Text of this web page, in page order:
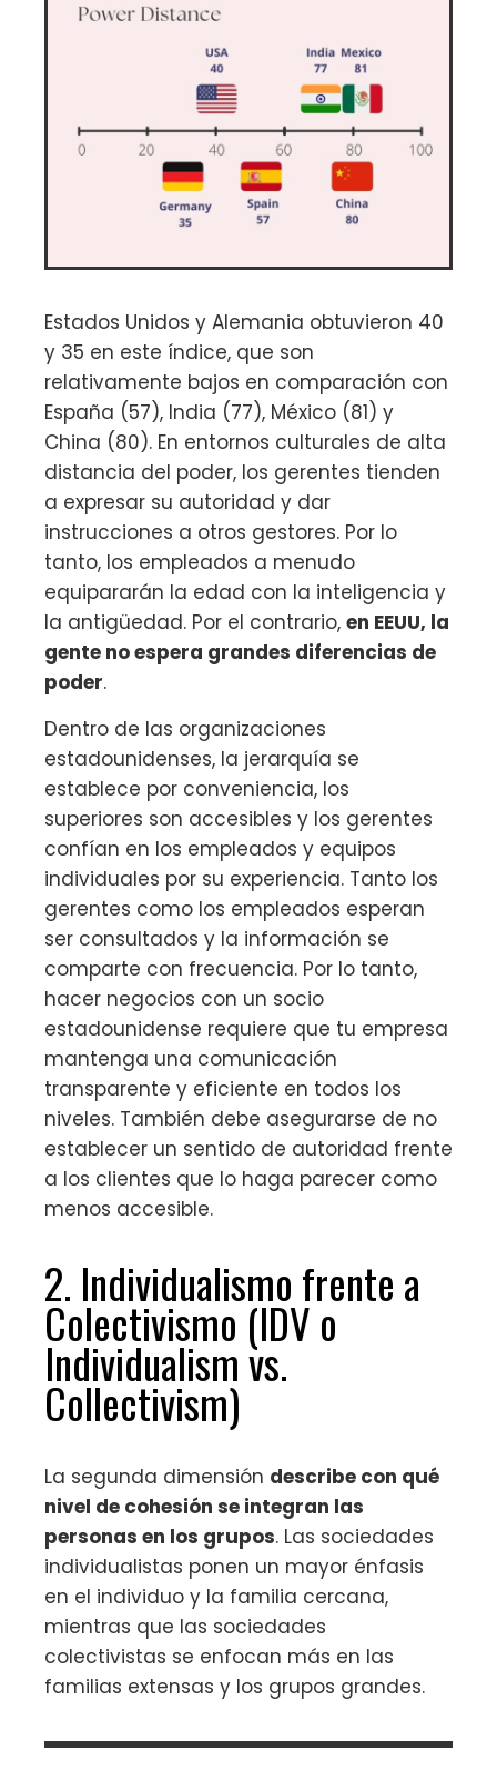
Estados Unidos y Alemania obtuvieron 40
y 35 en este índice, que son
relativamente bajos en comparación con
España (57), India (77), México (81) y
China (80). En entornos culturales de alta
distancia del poder, los gerentes tienden
a expresar su autoridad y dar
instrucciones a otros gestores. Por lo
tanto, los empleados a menudo
equipararán la edad con la inteligencia y
la antigüedad. Por el contrario, en EEUU, la
gente no espera grandes diferencias de
poder.
Dentro de las organizaciones
estadounidenses, la jerarquía se
establece por conveniencia, los
superiores son accesibles y los gerentes
confían en los empleados y equipos
individuales por su experiencia. Tanto los
gerentes como los empleados esperan
ser consultados y la información se
comparte con frecuencia. Por lo tanto,
hacer negocios con un socio
estadounidense requiere que tu empresa
mantenga una comunicación
transparente y eficiente en todos los
niveles. También debe asegurarse de no
establecer un sentido de autoridad frente
a los clientes que lo haga parecer como
menos accesible.
2. Individualismo frente a
Colectivismo (IDV o
Individualism vs.
Collectivism)
La segunda dimensión describe con qué
nivel de cohesión se integran las
personas en los grupos. Las sociedades
individualistas ponen un mayor énfasis
en el individuo y la familia cercana,
mientras que las sociedades
colectivistas se enfocan más en las
familias extensas y los grupos grandes.